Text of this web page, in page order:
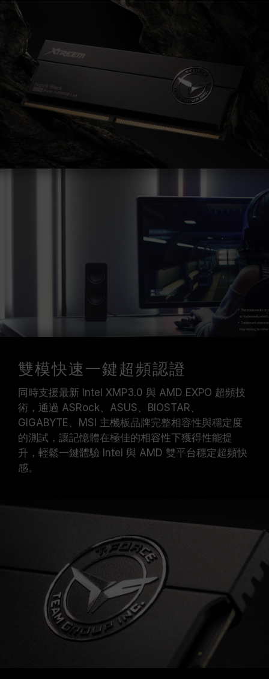
請確認您的主機板與處理器支援對應的超頻技術
的超頻頻率。
十銓科技的記憶體模組皆在正常電壓情況下進行驗
證，若有處理器或主機板故障狀況，請聯繫處理器
或主機板相關售後服務。
雙模快速一鍵超頻認證
同時支援最新 Intel XMP3.0 與 AMD EXPO 超頻技
術，通過 ASRock、ASUS、BIOSTAR、
GIGABYTE、MSI 主機板品牌完整相容性與穩定度
的測試，讓記憶體在極佳的相容性下獲得性能提
升，輕鬆一鍵體驗 Intel 與 AMD 雙平台穩定超頻快
感。